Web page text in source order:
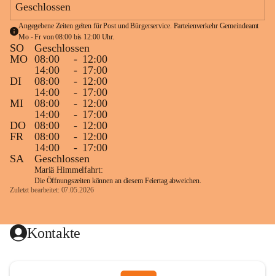
Geschlossen
Angegebene Zeiten gelten für Post und Bürgerservice. Parteienverkehr Gemeindeamt
Mo - Fr von 08:00 bis 12:00 Uhr.
SO
Geschlossen
MO 08:00 - 12:00
14:00
- 17:00
DI
08:00 - 12:00
14:00
- 17:00
MI
08:00 - 12:00
14:00
- 17:00
DO
08:00 - 12:00
FR
08:00 - 12:00
14:00
- 17:00
SA
Geschlossen
Mariä Himmelfahrt:
Die Öffnungszeiten können an diesem Feiertag abweichen.
Zuletzt bearbeitet: 07.05.2026
Kontakte